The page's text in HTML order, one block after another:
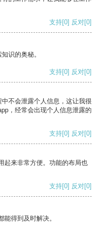
支持[0] 反对[0]
识的奥秘。
支持[0] 反对[0]
不会泄露个人信息，这让我很
，经常会出现个人信息泄露的
支持[0] 反对[0]
起来非常方便。功能的布局也
支持[0] 反对[0]
得到及时解决。